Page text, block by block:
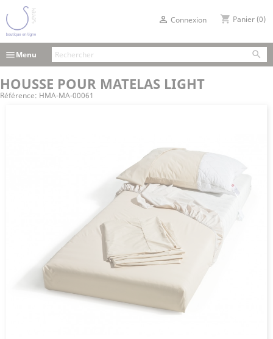
shopping_cart Panier (0)
menuMenu
 Connexion

HOUSSE POUR MATELAS LIGHT
Référence: HMA-MA-00061